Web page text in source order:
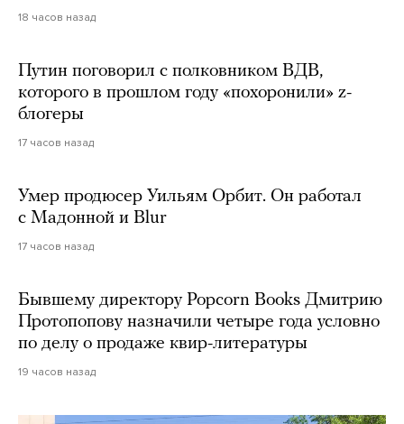
18 часов назад
Путин поговорил с полковником ВДВ,
которого в прошлом году «похоронили» z-
блогеры
17 часов назад
Умер продюсер Уильям Орбит. Он работал
с Мадонной и Blur
17 часов назад
Бывшему директору Popcorn Books Дмитрию
Протопопову назначили четыре года условно
по делу о продаже квир-литературы
19 часов назад